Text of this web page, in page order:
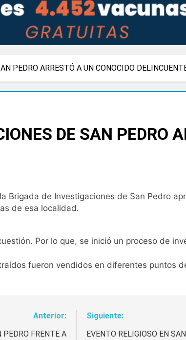
PEDRO ARRESTÓ A UN CONOCIDO
DE SAN PEDRO
Brigada de Investigaciones de San Pedro
de esa localidad.
Por lo que, se inició un proceso de
fueron vendidos en diferentes puntos
Anterior:
FRENTE A
Siguiente:
EVENTO RELIGIOSO EN